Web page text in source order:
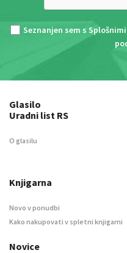
Seznanjen sem s
Glasilo
Uradni list RS
O glasilu
Knjigarna
Novo v ponudbi
Kako nakupovati v spletni knjigarni
Novice